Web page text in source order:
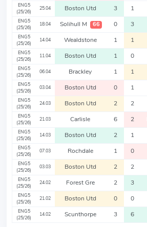
ENG5
(25/26)
25.04 Boston Utd 3 1
ENG5
(25/26)
18.04 Solihull M 66 0 3
ENG5
(25/26)
14.04 Wealdstone 1 1
ENG5
(25/26)
11.04 Boston Utd 1 0
ENG5
(25/26)
06.04 Brackley 1 1
ENG5
(25/26)
03.04 Boston Utd 0 1
ENG5
(25/26)
24.03 Boston Utd 2 2
ENG5
(25/26)
21.03 Carlisle 6 2
ENG5
(25/26)
14.03 Boston Utd 2 1
ENG5
(25/26)
07.03 Rochdale 1 0
ENG5
(25/26)
03.03 Boston Utd 2 2
ENG5
(25/26)
24.02 Forest Gre 2 3
ENG5
(25/26)
21.02 Boston Utd 0 0
ENG5
(25/26)
14.02 Scunthorpe 3 6